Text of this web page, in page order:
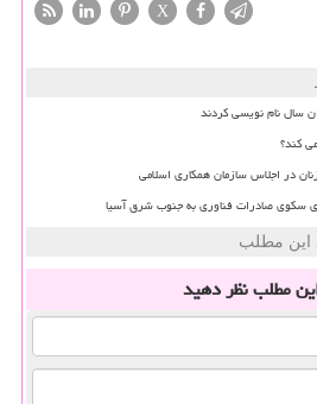
X
کند؟
در اجلاس سازمان همکاری اسلامی
سکوی صادرات فناوری به جنوب شرق آسیا
این مطلب
مطلبنظر دهید